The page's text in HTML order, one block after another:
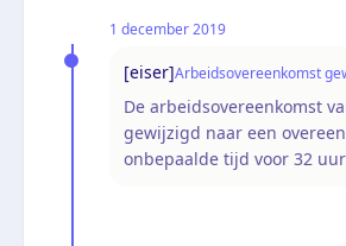
1 december 2019
[eiser]Arbeidsovereenkomst
De arbeidsovereenkomst
gewijzigd naar een
onbepaalde tijd voor 32